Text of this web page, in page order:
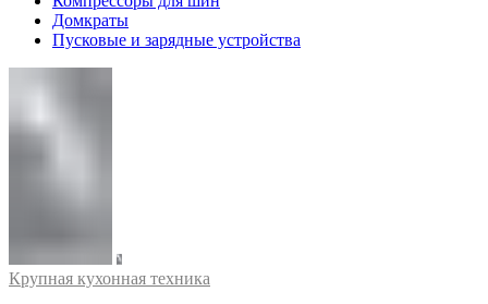
Домкраты
Пусковые и зарядные устройства
Крупная кухонная техника